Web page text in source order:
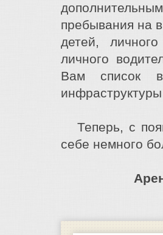
пребывания на
детей,
личного
Вам список
Теперь, с
себе немного